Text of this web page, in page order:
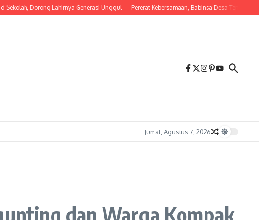
Dorong Lahirnya Generasi Unggul Pererat Kebersamaan, Babinsa Desa Tembalang
Jumat, Agustus 7, 2026
dan Warga Kompak